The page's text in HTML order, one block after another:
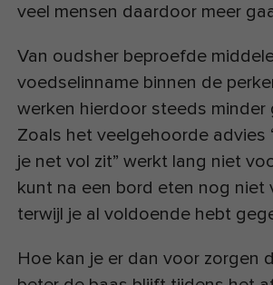
veel mensen daardoor meer
Van oudsher beproefde
voedselinname binnen de
werken hierdoor steeds minder
Zoals het veelgehoorde advies
je net vol zit” werkt lang niet
kunt na een bord eten nog niet
terwijl je al voldoende hebt
Hoe kan je er dan voor zorgen